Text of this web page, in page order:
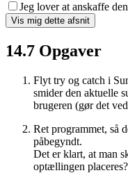
Jeg lover at anskaffe
14.7 Opgaver
Flyt try og catch i
smider den aktuelle
brugeren (gør det
Ret programmet, så
påbegyndt.
Det er klart, at man
optællingen placeres?